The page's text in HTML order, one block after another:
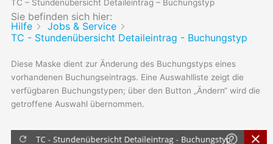
TC – Stundenübersicht Detaileintrag – Buchungstyp
Sie befinden sich hier:
Hilfe
Jobs & Service
TC - Stundenübersicht Detaileintrag - Buchungstyp
Diese Maske dient zur Änderung des Buchungstyps eines
vorhandenen Buchungseintrags. Eine Auswahlliste zeigt die
verfügbaren Buchungstypen; über den Button „Ändern“ wird die
getroffene Auswahl übernommen.